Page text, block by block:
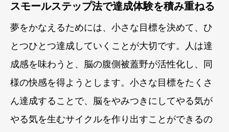
スモールステップ法で達成体験を積み重ねる
夢をかなえるためには、小さな目標を決めて、ひ
とつひとつ達成していくことが大切です。人は達
成感を味わうと、脳の腹側被蓋野が活性化し、同
様の快感を得ようとします。小さな目標をたくさ
ん達成することで、脳をやみつきにしてやる気が
やる気を生むサイクルを作り出すことができるの